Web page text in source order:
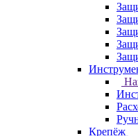
Крепёж